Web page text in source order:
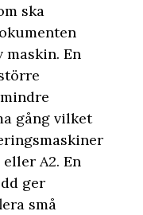
ska
En
gång vilket
A2. En
ger
små